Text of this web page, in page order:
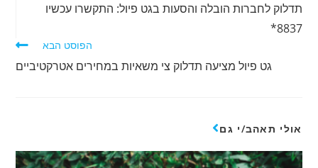
תדלוק לחברות הובלה והסעות בגט פיול: התקשרו עכשיו
8837*
הפוסט הבא
גט פיול מציעה תדלוק צי משאיות במחירים אטרקטיביים
אולי תאהב/י גם